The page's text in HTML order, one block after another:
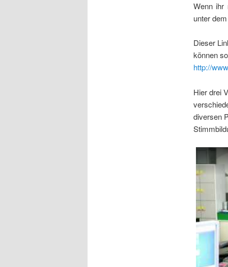
Wenn ihr
unter
Dieser
können
http://
Hier drei
diversen